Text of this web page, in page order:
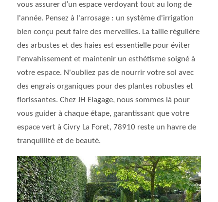
vous assurer d’un espace verdoyant tout au long de
l'année. Pensez à l'arrosage : un système d'irrigation
bien conçu peut faire des merveilles. La taille régulière
des arbustes et des haies est essentielle pour éviter
l'envahissement et maintenir un esthétisme soigné à
votre espace. N'oubliez pas de nourrir votre sol avec
des engrais organiques pour des plantes robustes et
florissantes. Chez JH Elagage, nous sommes là pour
vous guider à chaque étape, garantissant que votre
espace vert à Civry La Foret, 78910 reste un havre de
tranquillité et de beauté.